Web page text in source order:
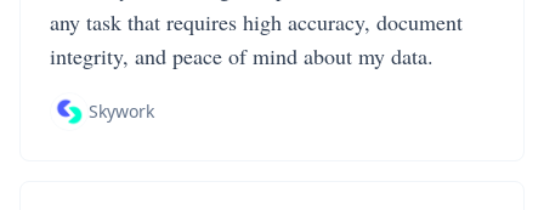
any task that requires high accuracy, document
integrity, and peace of mind about my data.
Skywork